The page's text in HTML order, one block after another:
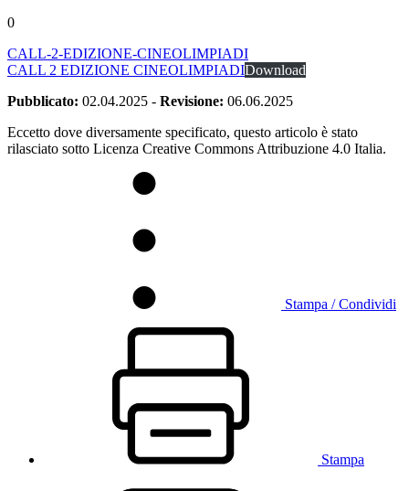
0
CALL-2-EDIZIONE-CINEOLIMPIADI
CALL 2 EDIZIONE CINEOLIMPIADIDownload
Pubblicato: 02.04.2025 - Revisione: 06.06.2025
Eccetto dove diversamente specificato, questo articolo è stato
rilasciato sotto Licenza Creative Commons Attribuzione 4.0 Italia.
Stampa / Condividi
Stampa